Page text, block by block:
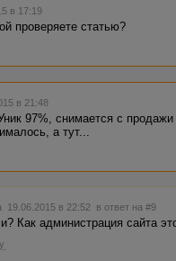
в 17:19
проверяете статью?
в 21:48
97%, снимается с
а тут...
19.06.2015 в 22:52 в ответ на #9
Как администрация сайта